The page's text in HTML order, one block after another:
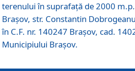
terenului în suprafață de 2000
Brașov, str. Constantin
în C.F. nr. 140247 Brașov, cad.
Municipiului Brașov.